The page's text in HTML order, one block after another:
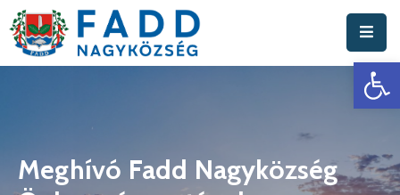
Hivatal
Meghívó Fadd Nagyközség